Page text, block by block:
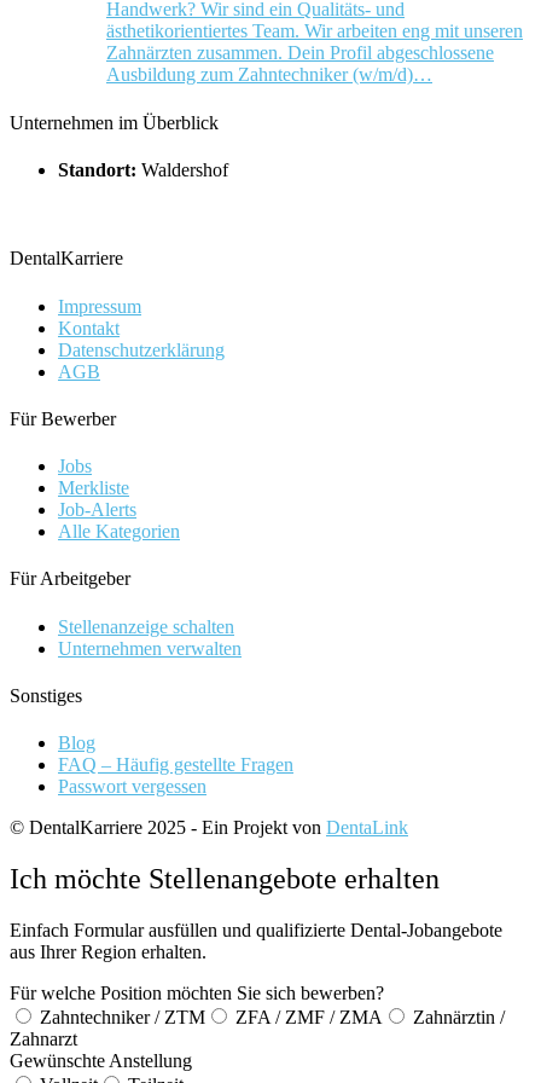
Handwerk? Wir sind ein Qualitäts- und
ästhetikorientiertes Team. Wir arbeiten eng mit unseren
Zahnärzten zusammen. Dein Profil abgeschlossene
Ausbildung zum Zahntechniker (w/m/d)…
Unternehmen im Überblick
Standort: Waldershof
DentalKarriere
Impressum
Kontakt
Datenschutzerklärung
AGB
Für Bewerber
Jobs
Merkliste
Job-Alerts
Alle Kategorien
Für Arbeitgeber
Stellenanzeige schalten
Unternehmen verwalten
Sonstiges
Blog
FAQ – Häufig gestellte Fragen
Passwort vergessen
© DentalKarriere 2025 - Ein Projekt von DentaLink
Ich möchte Stellenangebote erhalten
Einfach Formular ausfüllen und qualifizierte Dental-Jobangebote
aus Ihrer Region erhalten.
Für welche Position möchten Sie sich bewerben?
Zahntechniker / ZTM
ZFA / ZMF / ZMA
Zahnärztin /
Zahnarzt
Gewünschte Anstellung